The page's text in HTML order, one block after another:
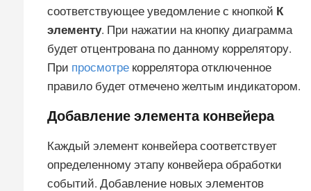
соответствующее уведомление с кнопкой К
элементу. При нажатии на кнопку диаграмма
будет отцентрована по данному коррелятору.
При просмотре коррелятора отключенное
правило будет отмечено желтым индикатором.
Добавление элемента конвейера
Каждый элемент конвейера соответствует
определенному этапу конвейера обработки
событий. Добавление новых элементов